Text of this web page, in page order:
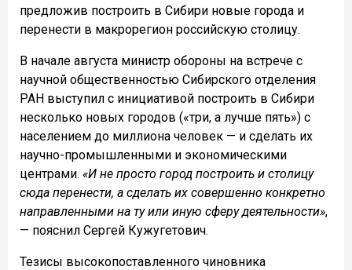
предложив построить в Сибири новые города и
перенести в макрорегион российскую столицу.
В начале августа министр обороны на встрече с
научной общественностью Сибирского отделения
РАН выступил с инициативой построить в Сибири
несколько новых городов («три, а лучше пять») с
населением до миллиона человек — и сделать их
научно-промышленными и экономическими
центрами. «И не просто город построить и столицу
сюда перенести, а сделать их совершенно конкретно
направленными на ту или иную сферу деятельности»,
— пояснил Сергей Кужугетович.
Тезисы высокопоставленного чиновника